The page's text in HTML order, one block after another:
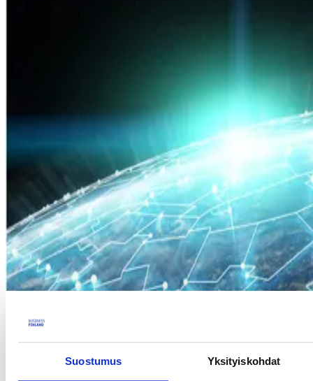
Suostumus Yksityiskohdat
verkostoitumaan muiden yritysten ja sijoittajien kanssa ja löytämään
uusia liiketoimintainnovaatioita kaukokartoitusdatasta!